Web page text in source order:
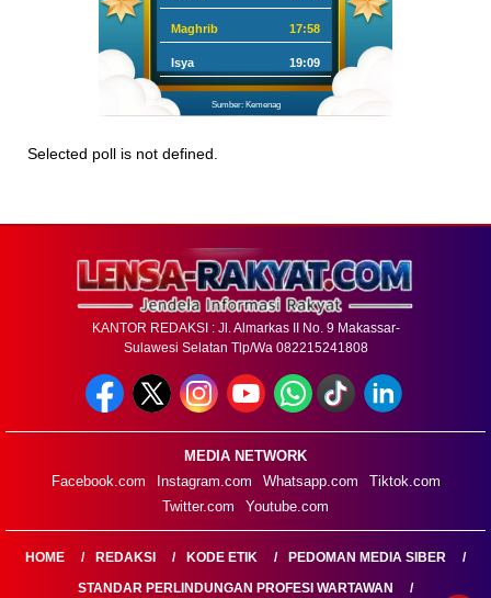
Maghrib 17:58
Isya 19:09
Sumber: Kemenag
Selected poll is not defined.
KANTOR REDAKSI : Jl. Almarkas II No. 9 Makassar-
Sulawesi Selatan Tlp/Wa 082215241808
MEDIA NETWORK
Facebook.com
Instagram.com Whatsapp.com
Tiktok.com
Twitter.com
Youtube.com
HOME REDAKSI KODE ETIK
PEDOMAN MEDIA SIBER
STANDAR PERLINDUNGAN PROFESI WARTAWAN